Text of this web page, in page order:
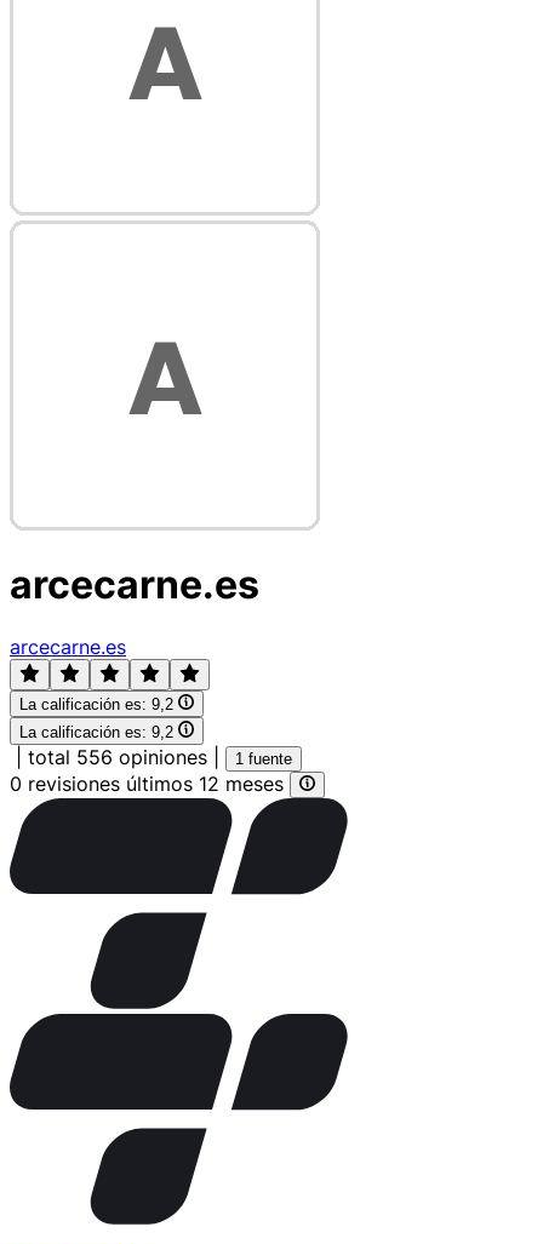
arcecarne.es
arcecarne.es
La calificación es: 9,2
La calificación es: 9,2
total 556 opiniones 1 fuente
0 revisiones últimos 12 meses